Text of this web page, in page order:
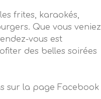
frites, karaokés,
Que vous veniez
vous est
des belles soirées
sur la page Facebook